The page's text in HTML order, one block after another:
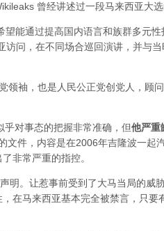
曾经讲述过一段马来西亚大选
能通过提高国内语言和族群多元
问，在不同场合巡回演讲，并与
领袖，也是人民公正党创党人，顾
对事态的把握非常准确，但他严重
文件，内容是在2006年吉隆波一起
非常严重的指控。
明。让惹事前受到了大马当局的威
在马来西亚基本完全被禁言，只要